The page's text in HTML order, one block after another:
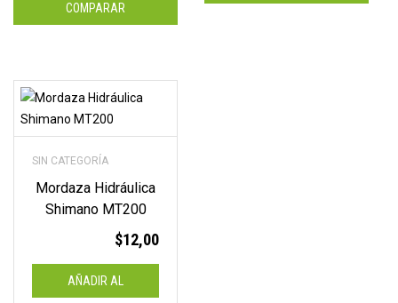
COMPARAR
SIN CATEGORÍA
Mordaza Hidráulica
Shimano MT200
$12,00
AÑADIR AL